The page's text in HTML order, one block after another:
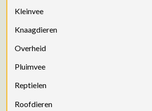
Kleinvee
Knaagdieren
Overheid
Pluimvee
Reptielen
Roofdieren